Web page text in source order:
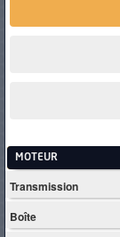
MOTEUR
Transmission
Boîte